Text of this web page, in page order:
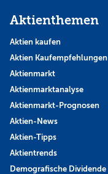
Aktienthemen
Aktien kaufen
Aktien Kaufempfehlungen
Aktienmarkt
Aktienmarktanalyse
Aktienmarkt-Prognosen
Aktien-News
Aktien-Tipps
Aktientrends
Demografische Dividende